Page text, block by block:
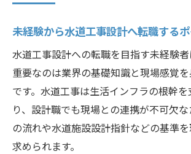
未経験から水道工事設計へ転職する
水道工事設計への転職を目指す未経験
重要なのは業界の基礎知識と現場感覚
です。水道工事は生活インフラの根幹
り、設計職でも現場との連携が不可欠
の流れや水道施設設計指針などの基準
求められます。